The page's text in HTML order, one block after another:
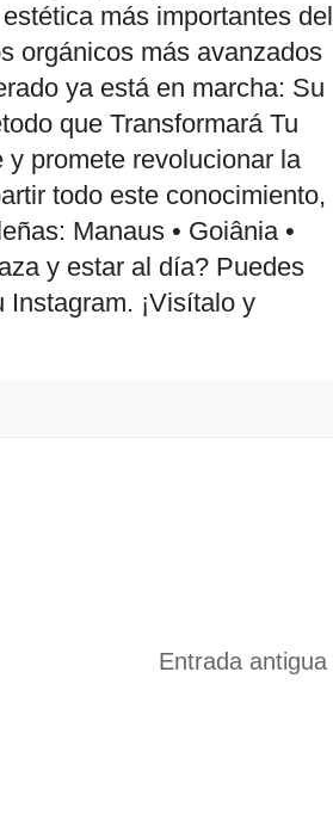
más importantes del
orgánicos más avanzados
ya está en marcha: Su
que Transformará Tu
promete revolucionar la
todo este conocimiento,
Manaus • Goiânia •
y estar al día? Puedes
¡Visítalo y
Entrada antigua